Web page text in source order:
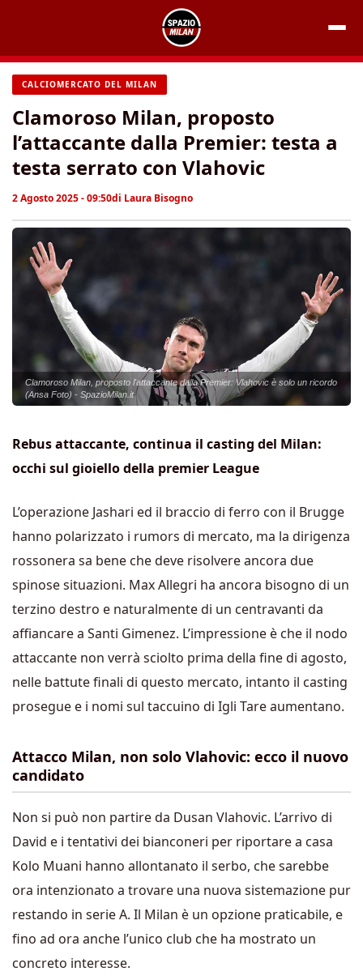
contenuto
CALCIOMERCATO DEL MILAN
Clamoroso Milan, proposto
l’attaccante dalla Premier: testa a
testa serrato con Vlahovic
2 Agosto 2025 - 09:50di Laura Bisogno
Clamoroso Milan, proposto l'attaccante dalla Premier: Vlahovic è solo un ricordo
(Ansa Foto) - SpazioMilan.it
Rebus attaccante, continua il casting del Milan:
occhi sul gioiello della premier League
L’operazione Jashari ed il braccio di ferro con il Brugge
hanno polarizzato i rumors di mercato, ma la dirigenza
rossonera sa bene che deve risolvere ancora due
spinose situazioni. Max Allegri ha ancora bisogno di un
terzino destro e naturalmente di un centravanti da
affiancare a Santi Gimenez. L’impressione è che il nodo
attaccante non verrà sciolto prima della fine di agosto,
nelle battute finali di questo mercato, intanto il casting
prosegue e i nomi sul taccuino di Igli Tare aumentano.
Attacco Milan, non solo Vlahovic: ecco il nuovo
candidato
Non si può non partire da Dusan Vlahovic. L’arrivo di
David e i tentativi dei bianconeri per riportare a casa
Kolo Muani hanno allontanato il serbo, che sarebbe
ora intenzionato a trovare una nuova sistemazione pur
restando in serie A. Il Milan è un opzione praticabile, e
fino ad ora anche l’unico club che ha mostrato un
concreto interesse.